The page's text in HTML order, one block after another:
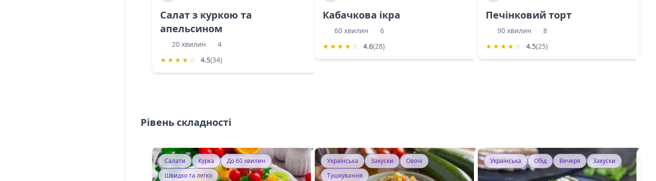
Салат з куркою та
апельсином
20 хвилин
4
★ ★ ★ ★ ☆ 4.5(34)
Кабачкова ікра
60 хвилин
6
★ ★ ★ ★ ☆ 4.6(28)
Печінковий торт
90 хвилин
8
★ ★ ★ ★ ☆ 4.5(25)
Рівень складності
Салати Курка
До 60 хвилин
Швидко та легко
Українська Закуски
Овочі
Тушкування
Українська Обід Вечеря Закуски